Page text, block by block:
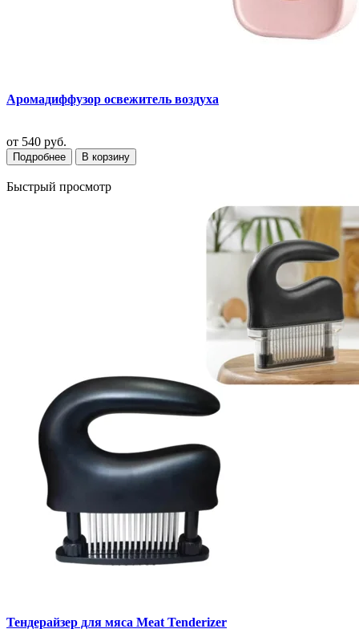
Аромадиффузор освежитель воздуха
от 540 руб.
Подробнее В корзину
Быстрый просмотр
Тендерайзер для мяса Meat Tenderizer